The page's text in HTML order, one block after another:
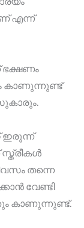
എന്ന്
കാണുന്നുണ്ട്
ഇരുന്ന്
തന്നെ
വേണ്ടി
കാണുന്നുണ്ട്.